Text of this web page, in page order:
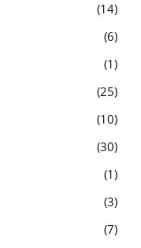
14
6
1
25
10
30
1
3
7